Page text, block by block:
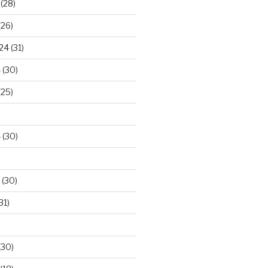
(31)
(30)
(30)
(30)